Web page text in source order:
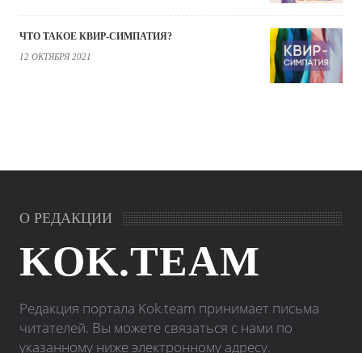
ЧТО ТАКОЕ КВИР-СИМПАТИЯ?
12 ОКТЯБРЯ 2021
О РЕДАКЦИИ
KOK.TEAM
Редакция портала Kok.team принимает письма
читателей. Вы можете связаться с нами по
указанному ниже электронному адресу.